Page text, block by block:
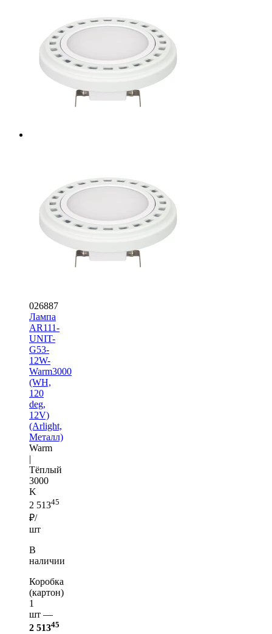
026887
Лампа
AR111-
UNIT-
G53-
12W-
Warm3000
(WH,
120
deg,
12V)
(Arlight,
Металл)
Warm
|
Тёплый
3000
K
2 51345
₽/
шт
В
наличии
Коробка
(картон)
1
шт —
2 51345